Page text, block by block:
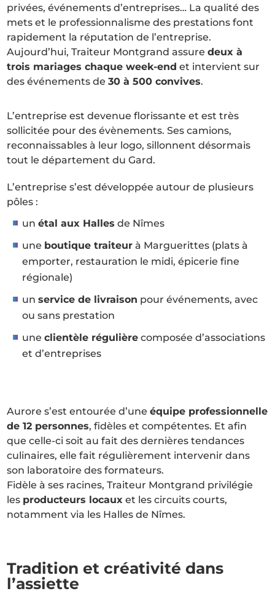
privées, événements d’entreprises… La qualité des
mets et le professionnalisme des prestations font
rapidement la réputation de l’entreprise.
Aujourd’hui, Traiteur Montgrand assuredeux à
trois mariages chaque week-end et intervient sur
des événements de30 à 500 convives.
L’entreprise est devenue florissante et est très
sollicitée pour des évènements. Ses camions,
reconnaissables à leur logo, sillonnent désormais
tout le département du Gard.
L’entreprise s’est développée autour de plusieurs
pôles :
unétal aux Halles de Nîmes
une boutique traiteur à Marguerittes (plats à
emporter, restauration le midi, épicerie fine
régionale)
unservice de livraison pour événements, avec
ou sans prestation
uneclientèle régulière composée d’associations
et d’entreprises
Aurore s’est entourée d’uneéquipe professionnelle
de 12 personnes, fidèles et compétentes. Et afin
que celle-ci soit au fait des dernières tendances
culinaires, elle fait régulièrement intervenir dans
son laboratoire des formateurs.
Fidèle à ses racines, Traiteur Montgrand privilégie
les producteurs locaux et les circuits courts,
notamment via les Halles de Nîmes.
Tradition et créativité dans
l’assiette